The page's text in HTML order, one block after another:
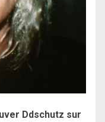
Ddschutz sur